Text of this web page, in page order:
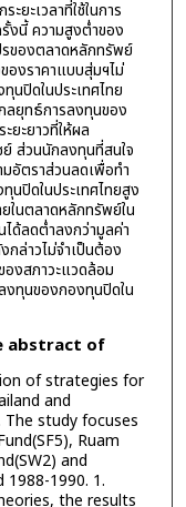
ยะเวลาที่ใช้ในการ
งนี้ ความสูงต่ำของ
รของตลาดหลักทรัพย์
องราคาแบบสุ่มฯไม่
นปิดในประเทศไทย
ลยุทธ์การลงทุนของ
ยะยาวที่ให้ผล
ส่วนนักลงทุนที่สนใจ
อัตราส่วนลดเพื่อทำ
นปิดในประเทศไทยสูง
ในตลาดหลักทรัพย์ใน
ได้ลดต่ำลงกว่ามูลค่า
กล่าวไม่จำเป็นต้อง
องสภาวะแวดล้อม
ทุนของกองทุนปิดใน
abstract of
of strategies for
and
study focuses
Ruam
and
1990. 1.
the results